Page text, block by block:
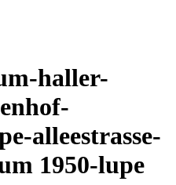
haller-
alleestrasse-
1950-lupe